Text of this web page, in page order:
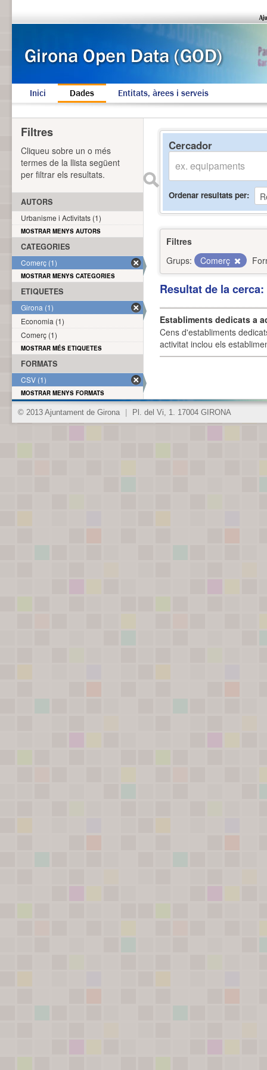
Inici Dades Entitats, àrees i serveis
Cercador
Ordenar resultats per
Filtres
Grups:
Comerç
Resultat de la
Establiments dedicats a
Cens d'establiments
activitat inclou els
Filtres
Cliqueu sobre un o més
termes de la llista següent
per filtrar els resultats.
AUTORS
Urbanisme i Activitats (1)
MOSTRAR MENYS AUTORS
CATEGORIES
Comerç (1)
MOSTRAR MENYS CATEGORIES
ETIQUETES
Girona (1)
Economia (1)
Comerç (1)
MOSTRAR MÉS ETIQUETES
FORMATS
CSV (1)
MOSTRAR MENYS FORMATS
© 2013 Ajuntament de Girona Pl. del Vi, 1. 17004 GIRONA